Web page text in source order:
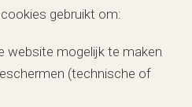
gebruikt om:
website mogelijk te maken
(technische of